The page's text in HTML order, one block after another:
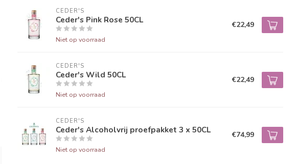
CEDER'S
Ceder's Pink Rose 50CL
Niet op voorraad
€22,49
CEDER'S
Ceder's Wild 50CL
Niet op voorraad
€22,49
CEDER'S
Ceder's Alcoholvrij proefpakket 3 x 50CL
Niet op voorraad
€74,99